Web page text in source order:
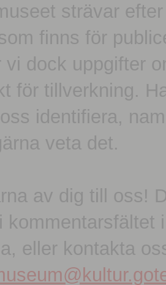
strävar
finns för
vi dock uppgifter
för tillverkning.
identifiera,
veta det.
av dig till oss!
kommentarsfältet
eller kontakta